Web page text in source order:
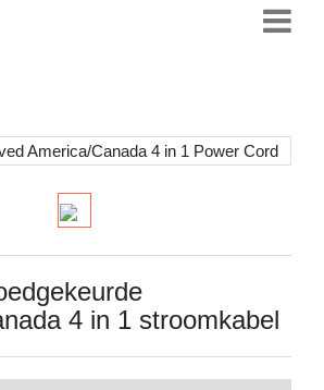
4 in 1 stroomkabel